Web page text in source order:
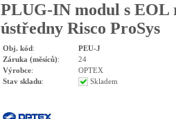
PLUG-IN modul s EOL
ústředny Risco ProSys
Obj. kód:
PEU-J
Záruka (měsíců):
24
Výrobce:
OPTEX
Stav skladu: Skladem